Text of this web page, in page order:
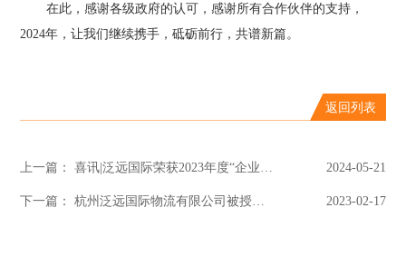
在此，感谢各级政府的认可，感谢所有合作伙伴的支持，
2024年，让我们继续携手，砥砺前行，共谱新篇。
返回列表
2024-05-21
2023-02-17